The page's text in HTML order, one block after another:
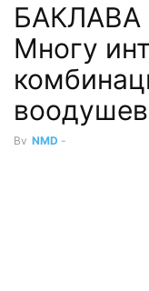
Многу
By NMD -